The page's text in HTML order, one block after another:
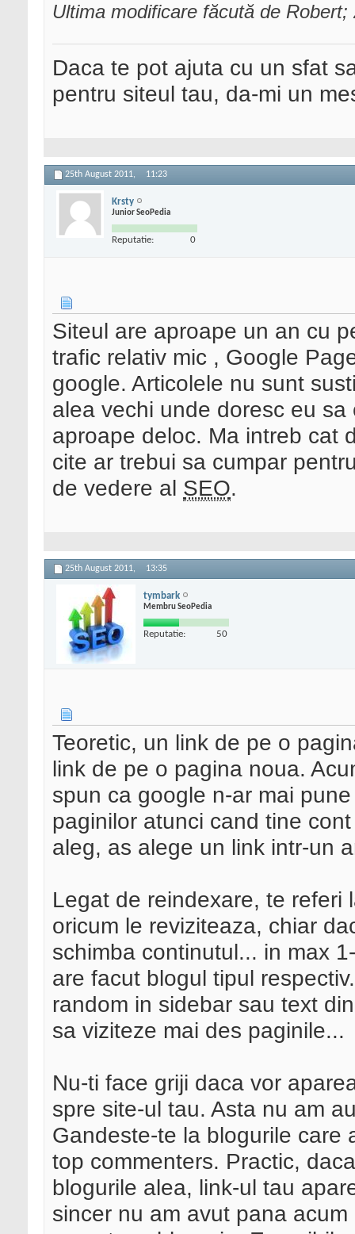
Ultima modificare făcută de
Daca te pot ajuta cu un sfat
pentru siteul tau, da-mi un
25th August 2011, 11:23
Krsty
Junior SeoPedia
Reputatie: 0
Siteul are aproape un an cu
trafic relativ mic , Google
google. Articolele nu sunt
alea vechi unde doresc eu
aproape deloc. Ma intreb cat
cite ar trebui sa cumpar
de vedere al SEO.
25th August 2011, 13:35
tymbark
Membru SeoPedia
Reputatie: 50
Teoretic, un link de pe o
link de pe o pagina noua.
spun ca google n-ar mai
paginilor atunci cand tine
aleg, as alege un link intr-un
Legat de reindexare, te referi
oricum le reviziteaza, chiar
schimba continutul... in max
are facut blogul tipul
random in sidebar sau text
sa viziteze mai des paginile...
Nu-ti face griji daca vor
spre site-ul tau. Asta nu am
Gandeste-te la blogurile care
top commenters. Practic,
blogurile alea, link-ul tau
sincer nu am avut pana